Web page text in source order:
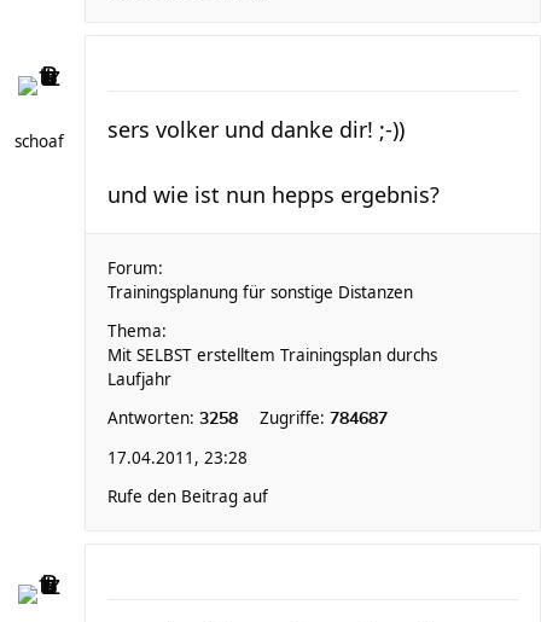
schoaf sers volker und danke dir! ;-))
und wie ist nun hepps ergebnis?
Forum:
Trainingsplanung für sonstige Distanzen
Thema:
Mit SELBST erstelltem Trainingsplan durchs
Laufjahr
Antworten: 3258 Zugriffe: 784687
17.04.2011, 23:28
Rufe den Beitrag auf